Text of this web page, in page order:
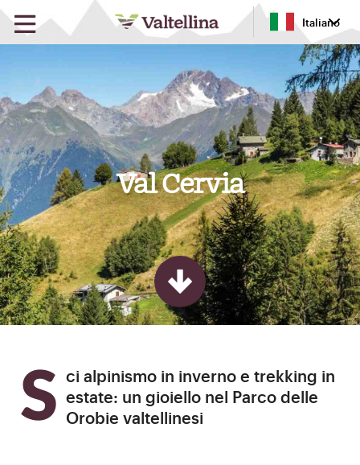
Italiano
Val Cervia
Sci alpinismo in inverno e trekking in estate: un gioiello nel Parco delle
Orobie valtellinesi